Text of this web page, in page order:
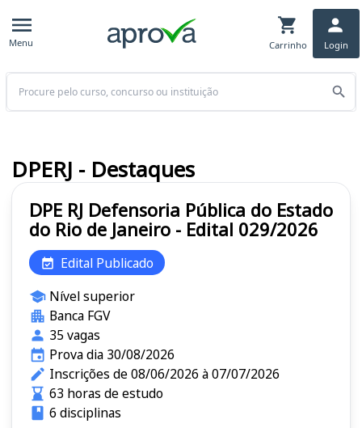
Menu Carrinho Login
Buscar
DPE RJ Defensoria Pública do Estado
do Rio de Janeiro - Edital 029/2026
Edital Publicado
Nível superior
Banca FGV
35 vagas
Prova dia 30/08/2026
Inscrições de 08/06/2026 à 07/07/2026
63 horas de estudo
6 disciplinas
DPERJ - Destaques